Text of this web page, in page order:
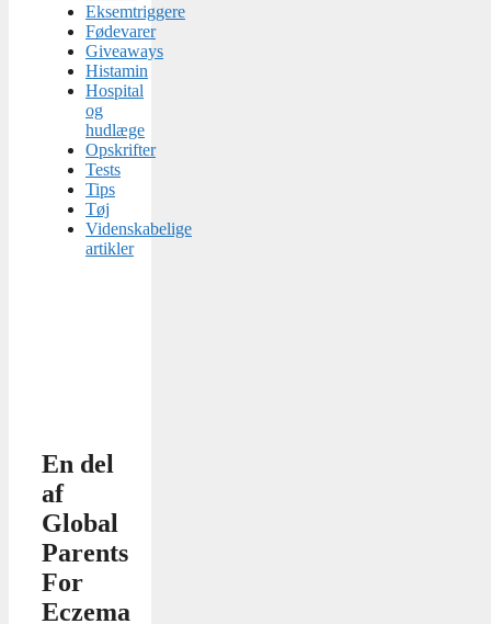
Eksemtriggere
Fødevarer
Giveaways
Histamin
Hospital
og
hudlæge
Opskrifter
Tests
Tips
Tøj
Videnskabelige
artikler
En del
af
Global
Parents
For
Eczema